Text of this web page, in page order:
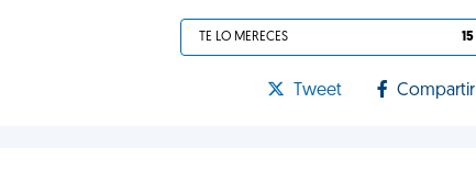
TE LO MERECES 15
Tweet Compartir